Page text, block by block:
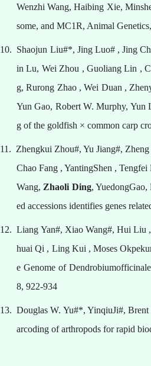
Wenzhi Wang, Haibing Xie,
some, and MC1R, Animal
10. Shaojun Liu#*, Jing Luo# , Jing
in Lu, Wei Zhou , Guoliang Lin ,
g, Rurong Zhao , Wei Duan ,
Yun Gao, Robert W. Murphy,
g of the goldfish × common carp
11. Zhengkui Zhou#, Yu Jiang#,
Chao Fang , YantingShen ,
Wang, Zhaoli Ding,
ed accessions identifies genes
12. Liang Yan#, Xiao Wang#, Hui Liu
huai Qi , Ling Kui , Moses
e Genome of
8, 922-934
13.Douglas W. Yu#*, YinqiuJi#,
arcoding of arthropods for rapid